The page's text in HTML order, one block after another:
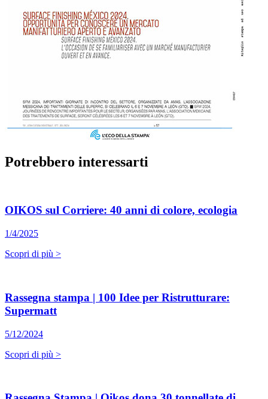
Potrebbero interessarti
OIKOS sul Corriere: 40 anni di colore, ecologia
1/4/2025
Scopri di più >
Rassegna stampa | 100 Idee per Ristrutturare:
Supermatt
5/12/2024
Scopri di più >